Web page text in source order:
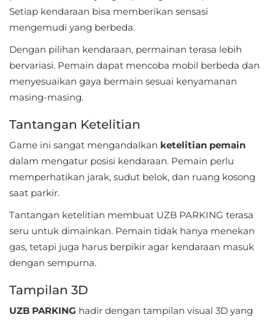
Navigation
Music
Magazines
Parenting
Personalisasi
Photography
Productivity
Setiap kendaraan bisa memberikan sensasi
mengemudi yang berbeda.
Dengan pilihan kendaraan, permainan terasa lebih
bervariasi. Pemain dapat mencoba mobil berbeda dan
menyesuaikan gaya bermain sesuai kenyamanan
masing-masing.
Tantangan Ketelitian
Game ini sangat mengandalkan ketelitian pemain
dalam mengatur posisi kendaraan. Pemain perlu
memperhatikan jarak, sudut belok, dan ruang kosong
saat parkir.
Tantangan ketelitian membuat UZB PARKING terasa
seru untuk dimainkan. Pemain tidak hanya menekan
gas, tetapi juga harus berpikir agar kendaraan masuk
dengan sempurna.
Tampilan 3D
UZB PARKING hadir dengan tampilan visual 3D yang